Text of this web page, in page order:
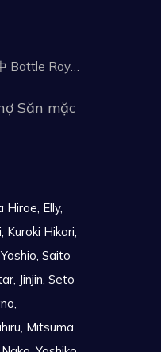
Tên tiếng Nhật: tousouchuu Battle Royal, run for the money, Fuga Premiada, วิ่งเพื่อเงิน, ¡Huye y gana!, 逃走中 Battle Royal, 全員逃走中
Săn mặc
Hiroe, Elly,
Kuroki Hikari,
Saito
Jinjin, Seto
Mitsuma